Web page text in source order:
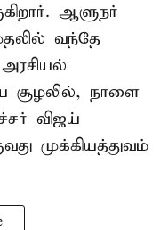
ஆளுநர்
வந்தே
சூழலில், நாளை
விஜய்
முக்கியத்துவம்